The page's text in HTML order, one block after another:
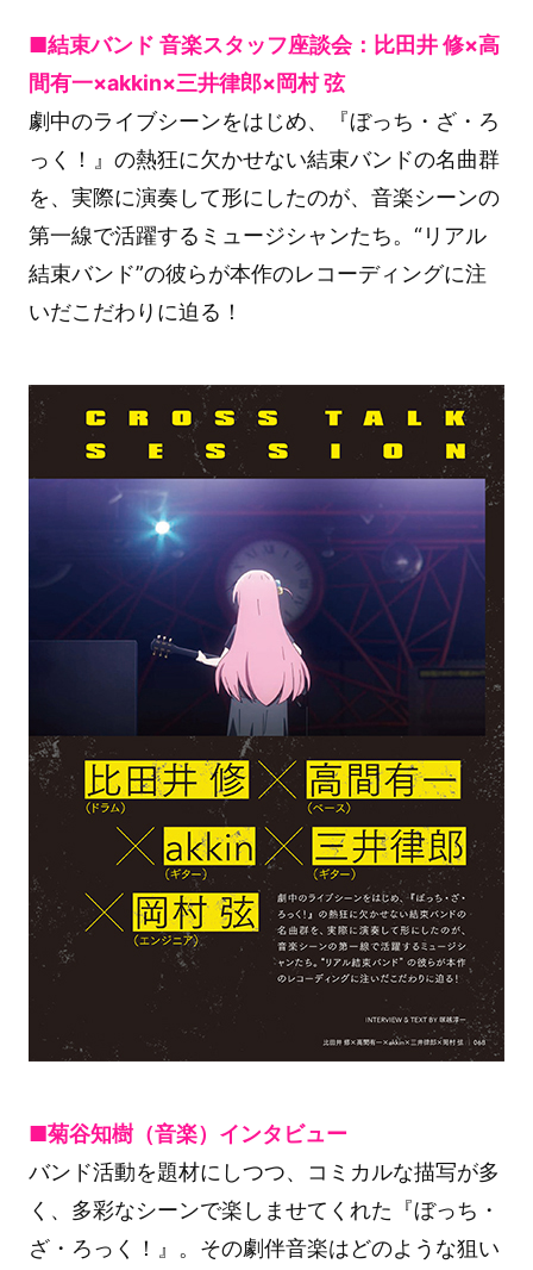
■結束バンド 音楽スタッフ座談会：比田井 修×高
間有一×akkin×三井律郎×岡村 弦
劇中のライブシーンをはじめ、『ぼっち・ざ・ろ
っく！』の熱狂に欠かせない結束バンドの名曲群
を、実際に演奏して形にしたのが、音楽シーンの
第一線で活躍するミュージシャンたち。“リアル
結束バンド”の彼らが本作のレコーディングに注
いだこだわりに迫る！
■菊谷知樹（音楽）インタビュー
バンド活動を題材にしつつ、コミカルな描写が多
く、多彩なシーンで楽しませてくれた『ぼっち・
ざ・ろっく！』。その劇伴音楽はどのような狙い